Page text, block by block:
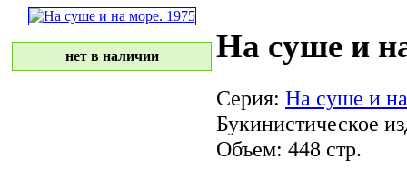
нет в наличии На суше и
Серия: На суше и
Букинистическое
Объем: 448 стр.